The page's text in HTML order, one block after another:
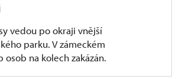
vedou po okraji vnější
parku. V zámeckém
osob na kolech zakázán.